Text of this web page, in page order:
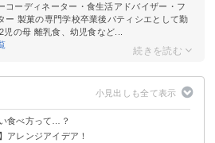
コーディネーター・食生活アドバイザー・フ
ー 製菓の専門学校卒業後パティシエとして勤
の母 離乳食、幼児食など...
食べ方って…？
アレンジアイデア！